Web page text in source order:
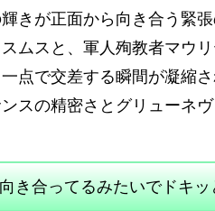
きが正面から向き合う緊張
ムスと、軍人殉教者マウ
点で交差する瞬間が凝縮
スの精密さとグリューネ
き合ってるみたいでドキッ